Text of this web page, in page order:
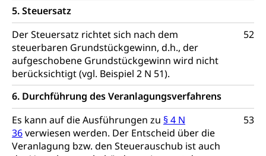
5. Steuersatz
Der Steuersatz richtet sich nach dem
steuerbaren Grundstückgewinn, d.h., der
aufgeschobene Grundstückgewinn wird nicht
berücksichtigt (vgl. Beispiel 2 N 51).
52
6. Durchführung des Veranlagungsverfahrens
Es kann auf die Ausführungen zu § 4 N
36verwiesen werden. Der Entscheid über die
Veranlagung bzw. den Steuerauschub ist auch
53